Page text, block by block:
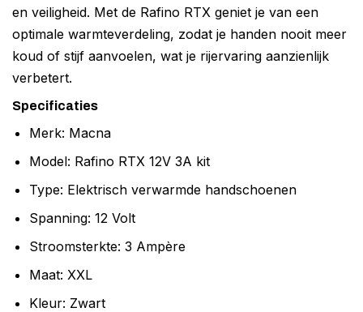
en veiligheid. Met de Rafino RTX geniet je van een
optimale warmteverdeling, zodat je handen nooit meer
koud of stijf aanvoelen, wat je rijervaring aanzienlijk
verbetert.
Specificaties
Merk: Macna
Model: Rafino RTX 12V 3A kit
Type: Elektrisch verwarmde handschoenen
Spanning: 12 Volt
Stroomsterkte: 3 Ampère
Maat: XXL
Kleur: Zwart